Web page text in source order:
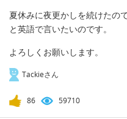
夏休みに夜更かしを続けたの
と英語で言いたいのです。
よろしくお願いします。
Tackieさん
86 59710